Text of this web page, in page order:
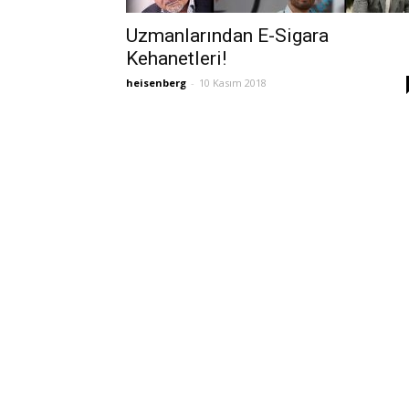
Uzmanlarından E-Sigara
Kehanetleri!
heisenberg - 10 Kasım 2018